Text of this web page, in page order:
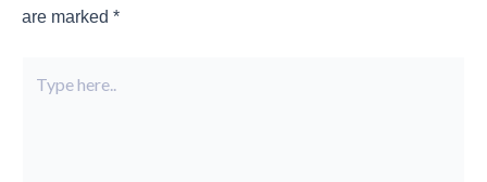
are marked *
here..